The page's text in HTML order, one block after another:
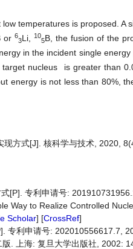
temperatures is proposed.
or6
3Li ,10
5B , the fusion of the
in the incident single
nucleus is greater than
energy is not less than 80%,
方式[J]. 核科学与技术, 2020,
[P]. 专利申请号:
Way to Realize Controlled
Scholar] [CrossRef]
专利申请号: 202010556617.7,
. 上海: 复旦大学出版社, 2002: